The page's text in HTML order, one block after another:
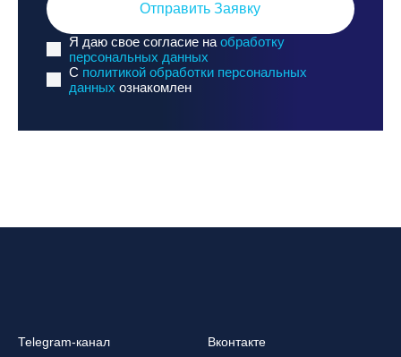
Отправить Заявку
Я даю свое согласие на обработку
персональных данных
C политикой обработки персональных
данных ознакомлен
Telegram-канал Вконтакте